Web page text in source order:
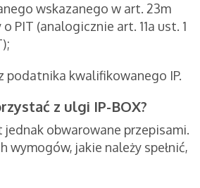
wskazanego w art. 23m
PIT (analogicznie art. 11a ust. 1
podatnika kwalifikowanego IP.
z ulgi IP-BOX?
jednak obwarowane przepisami.
wymogów, jakie należy spełnić,